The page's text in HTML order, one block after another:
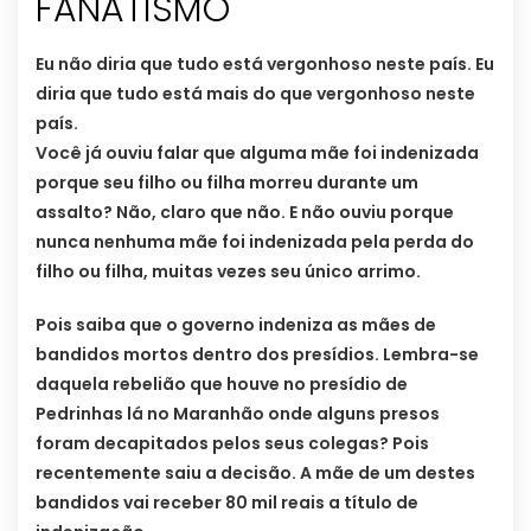
Eu não diria que tudo está vergonhoso neste país. Eu
diria que tudo está mais do que vergonhoso neste
país.
Você já ouviu falar que alguma mãe foi indenizada
porque seu filho ou filha morreu durante um
assalto? Não, claro que não. E não ouviu porque
nunca nenhuma mãe foi indenizada pela perda do
filho ou filha, muitas vezes seu único arrimo.
Pois saiba que o governo indeniza as mães de
bandidos mortos dentro dos presídios. Lembra-se
daquela rebelião que houve no presídio de
Pedrinhas lá no Maranhão onde alguns presos
foram decapitados pelos seus colegas? Pois
recentemente saiu a decisão. A mãe de um destes
bandidos vai receber 80 mil reais a título de